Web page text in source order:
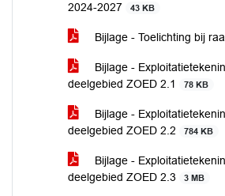
2024-2027
43 KB
Bijlage - Toelichting bij
Bijlage -
deelgebied ZOED 2.1
78 KB
Bijlage -
deelgebied ZOED 2.2
784 KB
Bijlage -
deelgebied ZOED 2.3
3 MB